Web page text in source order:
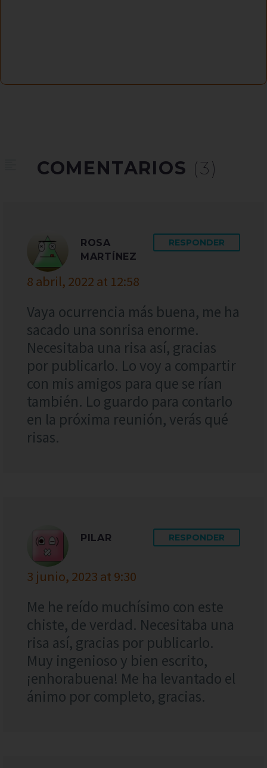
COMENTARIOS (3)
ROSA
MARTÍNEZ
8 abril, 2022 at 12:58
RESPONDER
Vaya ocurrencia más buena, me ha
sacado una sonrisa enorme.
Necesitaba una risa así, gracias
por publicarlo. Lo voy a compartir
con mis amigos para que se rían
también. Lo guardo para contarlo
en la próxima reunión, verás qué
risas.
PILAR
3 junio, 2023 at 9:30
RESPONDER
Me he reído muchísimo con este
chiste, de verdad. Necesitaba una
risa así, gracias por publicarlo.
Muy ingenioso y bien escrito,
¡enhorabuena! Me ha levantado el
ánimo por completo, gracias.